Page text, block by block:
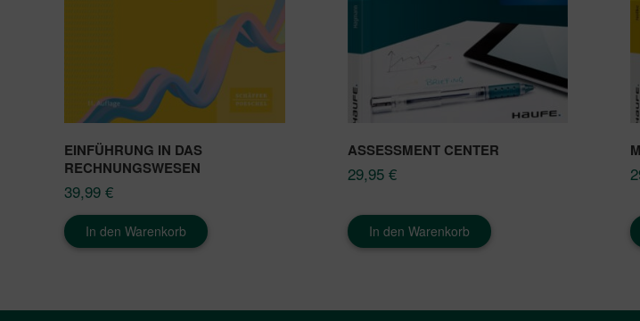
EINFÜHRUNG IN DAS
RECHNUNGSWESEN
39,99 €
In den Warenkorb
ASSESSMENT CENTER
29,95 €
In den Warenkorb